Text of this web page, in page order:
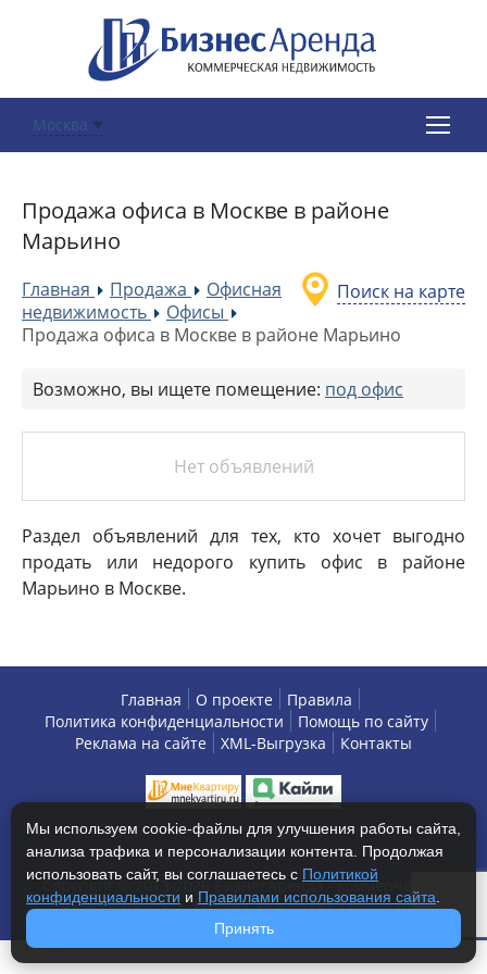
Москва
Продажа офиса в Москве в районе
Марьино
Поиск на карте
Главная »Продажа »Офисная
недвижимость
»Офисы
Продажа офиса в Москве в районе Марьино
Возможно, вы ищете помещение: под офис
Нет объявлений
Раздел объявлений для тех, кто хочет выгодно
продать или недорого купить офис в районе
Марьино в Москве.
Главная О проекте
Правила
Политика конфиденциальности
Помощь по сайту
Реклама на сайте
XML-Выгрузка Контакты
Copyright © 2013-2026 БизнесАренда - коммерческая
недвижимость, г. Москва. Все права защищены.
Мы используем cookie-файлы для улучшения работы сайта,
анализа трафика и персонализации контента. Продолжая
использовать сайт, вы соглашаетесь с Политикой
конфиденциальности и Правилами использования сайта
Принять